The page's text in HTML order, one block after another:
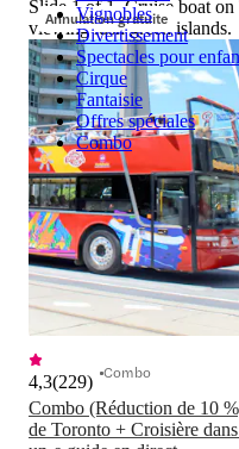
Vignobles
Divertissement
Spectacles pour
Cirque
Fantaisie
Offres spéciales
Combo
Annulation gratuite
Slide 1 of 1, Cruise boat
viewing lush green islands.
Combo (Réduction de 10
de Toronto + Croisière
4,3(229) Combo